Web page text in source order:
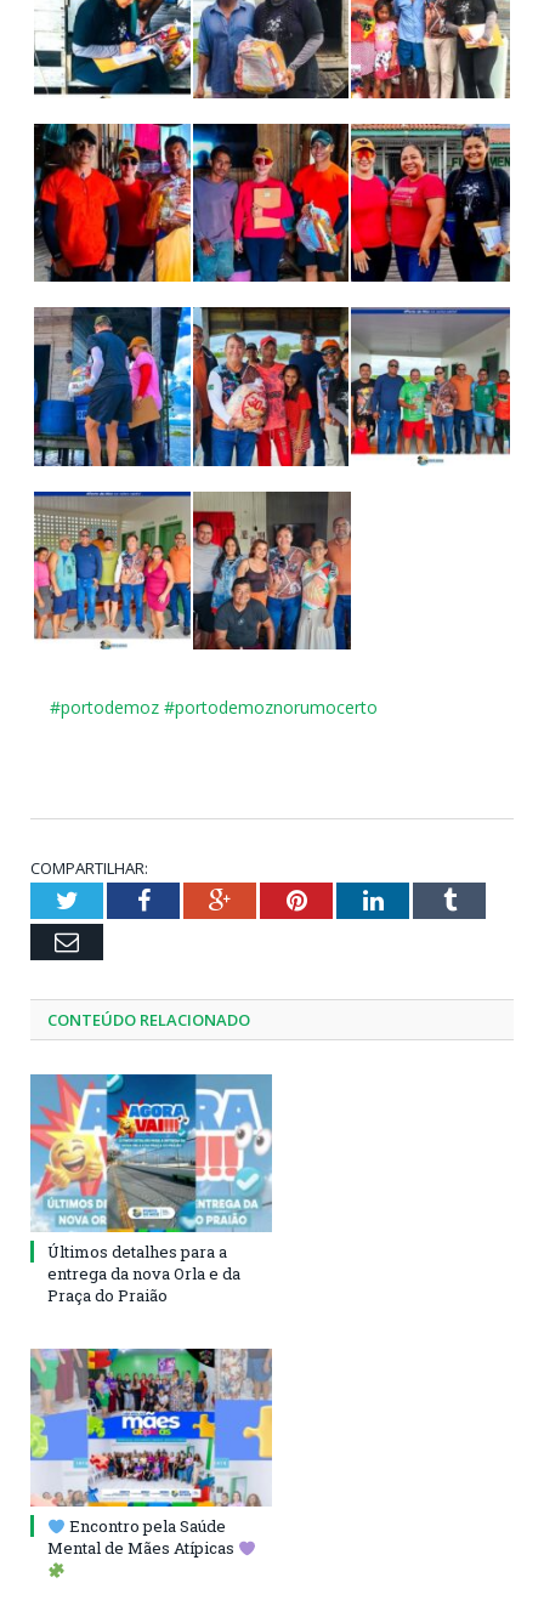
#portodemoz #portodemoznorumocerto
COMPARTILHAR:
TwitterFacebookGoogle+PinterestLinkedInTumblr
Email
CONTEÚDO RELACIONADO
Últimos detalhes para a
entrega da nova Orla e da
Praça do Praião
Encontro pela Saúde
Mental de Mães Atípicas